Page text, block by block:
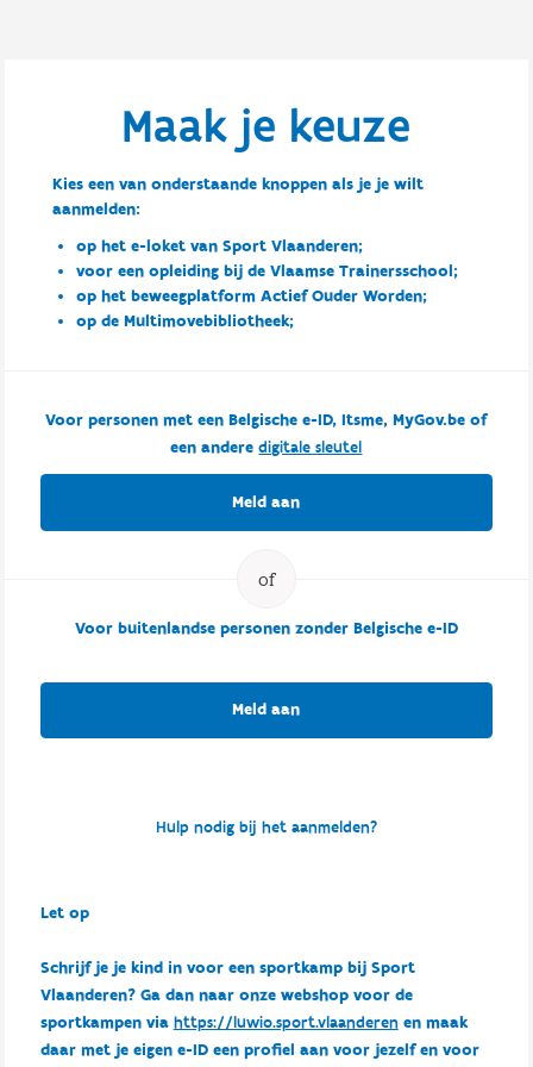
Maak je keuze
Kies een van onderstaande knoppen als je je wilt
aanmelden:
op het e-loket van Sport Vlaanderen;
voor een opleiding bij de Vlaamse Trainersschool;
op het beweegplatform Actief Ouder Worden;
op de Multimovebibliotheek;
Voor personen met een Belgische e-ID, Itsme, MyGov.be of
een anderedigitale sleutel
Meld aan
Voor buitenlandse personen zonder Belgische e-ID
Meld aan
Hulp nodig bij het aanmelden?
Let op
Schrijf je je kind in voor een sportkamp bij Sport
Vlaanderen? Ga dan naar onze webshop voor de
sportkampen via https://luwio.sport.vlaanderenen maak
daar met je eigen e-ID een profiel aan voor jezelf en voor